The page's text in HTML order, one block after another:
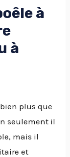
à
à
plus que
seulement il
mais il
et